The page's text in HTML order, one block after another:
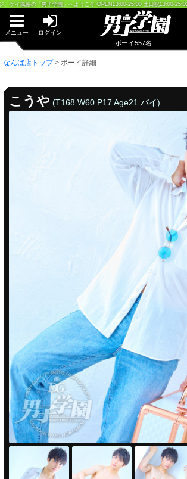
「男子学園」へようこそ OPEN13:00-25:00 土日祝13:00-25:00 日本橋駅か
なん
メニュー ログイン
ボーイ557名
サテライト大宮
PUA'吉祥寺
PUA立川
PUA町田
×閉じる
PUA四日市
PUA津
×閉じる
PUA和歌山
PUA奈良
PUA加古川
×閉じる
PUA鹿児島
×閉じる
なんば店トップ> ボーイ詳細
こうや (T168 W60 P17 Age21 バイ)